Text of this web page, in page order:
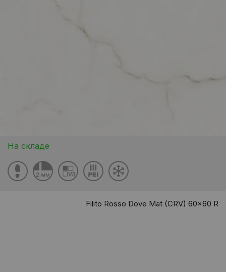
На складе
Filito Rosso Dove Mat (CRV) 60x60 R